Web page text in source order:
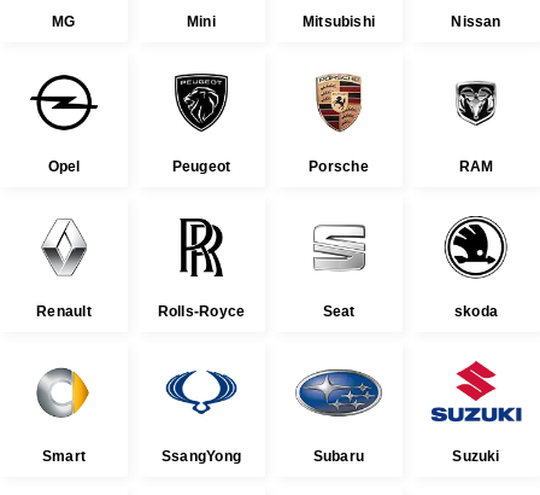
MG Mini Mitsubishi Nissan
Opel Peugeot Porsche RAM
Renault Rolls-Royce Seat skoda
Smart SsangYong Subaru Suzuki